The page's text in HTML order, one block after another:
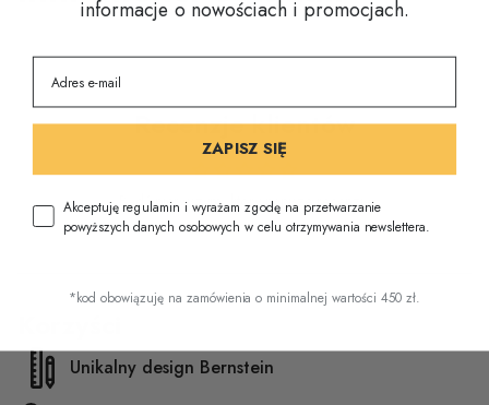
Recenzje klientów
Bądź pierwszym, który napisze recenzję
Unikalny design Bernstein
informacje o nowościach i promocjach.
ZAPISZ SIĘ
Akceptuję regulamin i wyrażam zgodę na przetwarzanie
powyższych danych osobowych w celu otrzymywania newslettera.
*kod obowiązuję na zamówienia o minimalnej wartości 450 zł.